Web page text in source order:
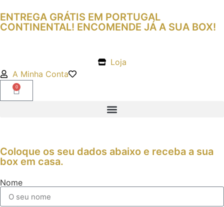
ENTREGA GRÁTIS EM PORTUGAL
CONTINENTAL! ENCOMENDE JÁ A SUA BOX!
Loja
A Minha Conta
0
Coloque os seu dados abaixo e receba a sua
box em casa.
Nome